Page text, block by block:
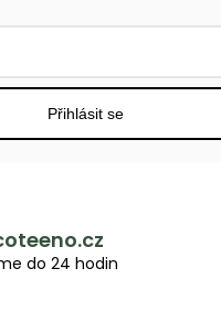
do 24 hodin
Přihlásit se